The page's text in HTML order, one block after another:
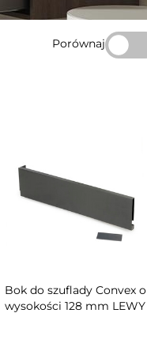
Porównaj
Bok do szuflady Convex o
wysokości 128 mm LEWY